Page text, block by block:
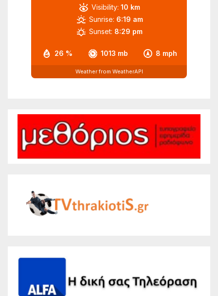
26 % 1013 mb 8 mph
Visibility: 10 km
Sunrise: 6:19 am
Sunset: 8:29 pm
Weather from WeatherAPI